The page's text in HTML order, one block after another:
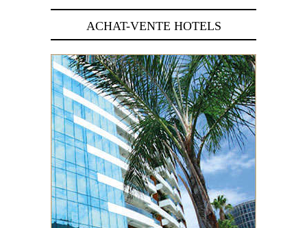
ACHAT-VENTE HOTELS